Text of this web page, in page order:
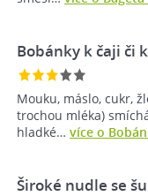
Bobánky k čaji či
Mouku, máslo, cukr,
trochou mléka)
hladké… více o
Široké nudle se